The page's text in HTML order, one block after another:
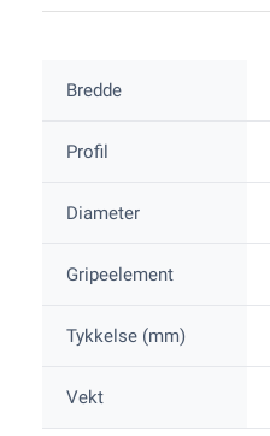
Bredde
Profil
Diameter
Gripeelement
Tykkelse (mm)
Vekt